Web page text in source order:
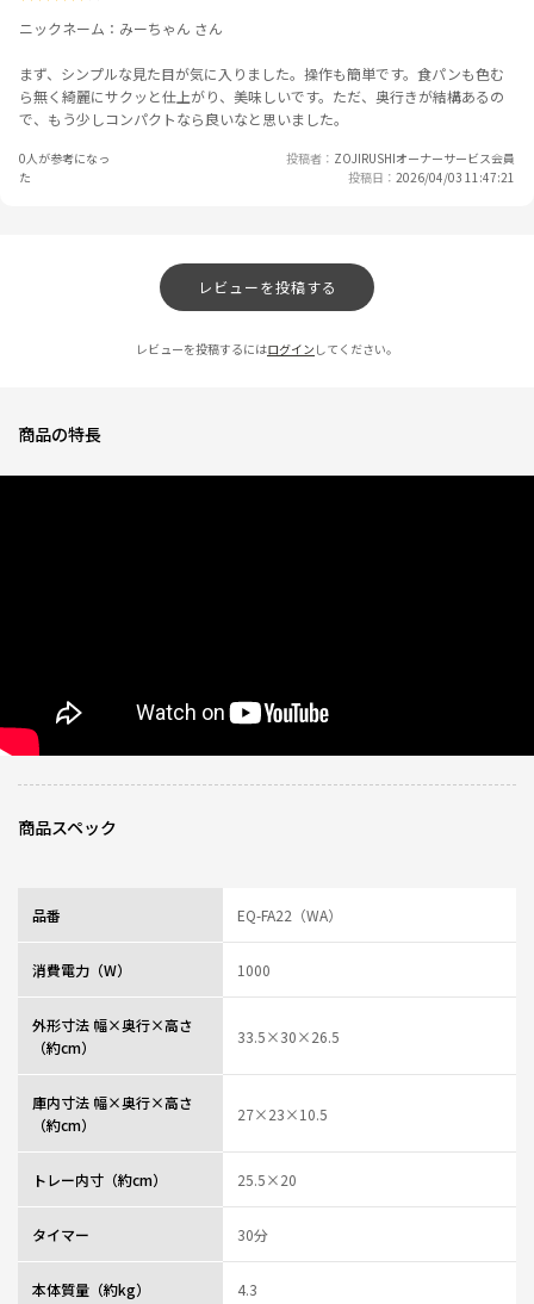
ニックネーム：みーちゃん さん
まず、シンプルな見た目が気に入りました。操作も簡単です。食パンも色む
ら無く綺麗にサクッと仕上がり、美味しいです。ただ、奥行きが結構あるの
で、もう少しコンパクトなら良いなと思いました。
0人が参考になっ
た
投稿者
ZOJIRUSHIオーナーサービス会員
投稿日
2026/04/03 11:47:21
レビューを投稿する
レビューを投稿するにはログイン してください。
商品の特長
商品スペック
品番 EQ-FA22（WA）
消費電力（W） 1000
外形寸法 幅×奥行×高さ
（約cm）
33.5×30×26.5
庫内寸法 幅×奥行×高さ
（約cm）
27×23×10.5
トレー内寸（約cm） 25.5×20
タイマー 30分
本体質量（約kg） 4.3